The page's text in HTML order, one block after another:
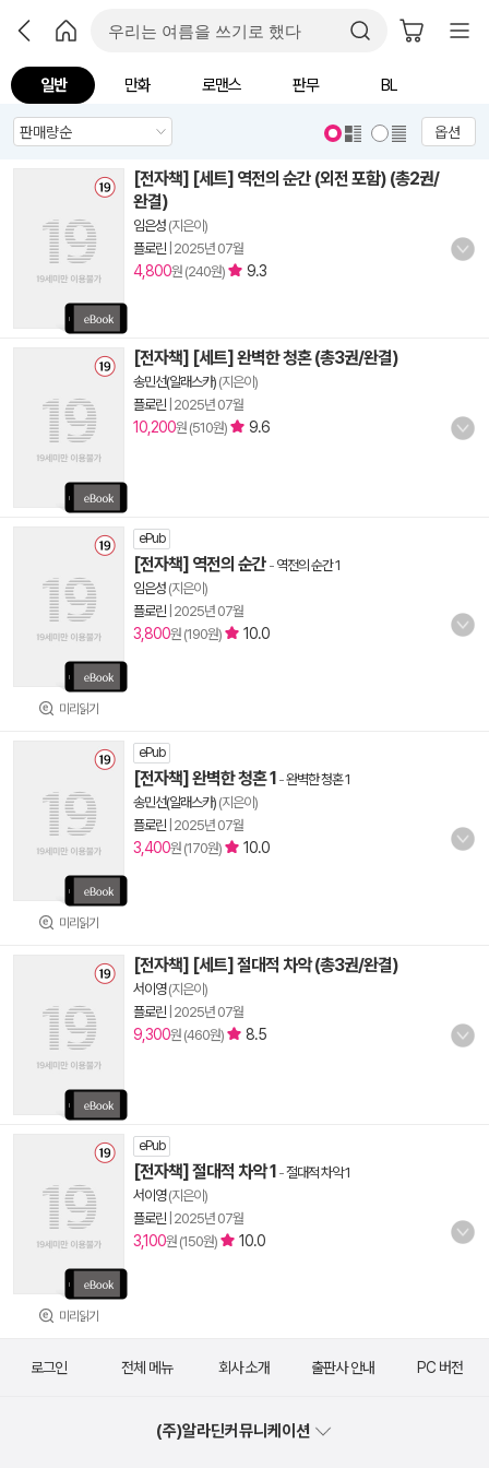
일반 만화 로맨스 판무 BL
옵션
[전자책] [세트] 역전의 순간 (외전 포함) (총2권/
완결)
임은성 (지은이)
플로린 2025년 07월
4,800원 (240원) 9.3
[전자책] [세트] 완벽한 청혼 (총3권/완결)
송민선(알래스카) (지은이)
플로린 2025년 07월
10,200원 (510원) 9.6
미리읽기
ePub
[전자책] 역전의 순간 - 역전의 순간 1
임은성 (지은이)
플로린 2025년 07월
3,800원 (190원) 10.0
미리읽기
ePub
[전자책] 완벽한 청혼 1 -완벽한 청혼 1
송민선(알래스카) (지은이)
플로린 2025년 07월
3,400원 (170원) 10.0
[전자책] [세트] 절대적 차악 (총3권/완결)
서이영(지은이)
플로린 2025년 07월
9,300원 (460원) 8.5
미리읽기
ePub
[전자책] 절대적 차악 1 -절대적 차악 1
서이영(지은이)
플로린 2025년 07월
3,100원 (150원) 10.0
로그인 전체 메뉴 회사 소개 출판사 안내 PC 버전
(주)알라딘커뮤니케이션